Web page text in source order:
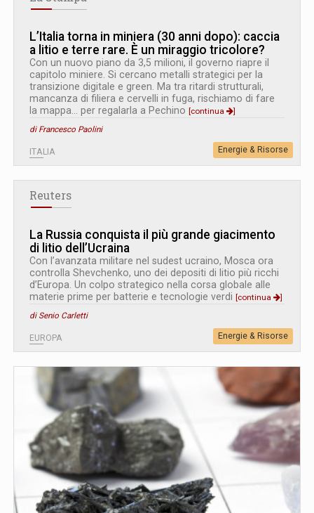
L’Italia torna in miniera (30 anni dopo): caccia
a litio e terre rare. È un miraggio tricolore?
Con un nuovo piano da 3,5 milioni, il governo riapre il
capitolo miniere. Si cercano metalli strategici per la
transizione digitale e green. Ma tra ritardi strutturali,
mancanza di filiera e cervelli in fuga, rischiamo di fare
la mappa... per regalarla a Pechino [continua
]
di Francesco Paolini
ITALIA Energie & Risorse
Reuters
La Russia conquista il più grande giacimento
di litio dell’Ucraina
Con l’avanzata militare nel sudest ucraino, Mosca ora
controlla Shevchenko, uno dei depositi di litio più ricchi
d’Europa. Un colpo strategico nella corsa globale alle
materie prime per batterie e tecnologie verdi [continua
]
di Senio Carletti
EUROPA Energie & Risorse